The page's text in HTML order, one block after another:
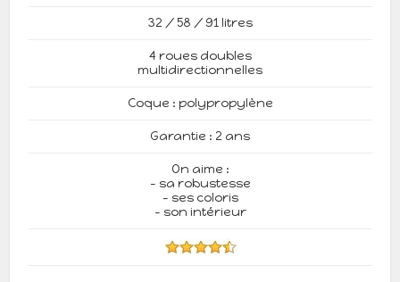
32 / 58 / 91 litres
4 roues doubles
multidirectionnelles
Coque : polypropylène
Garantie : 2 ans
On aime :
- sa robustesse
- ses coloris
- son intérieur